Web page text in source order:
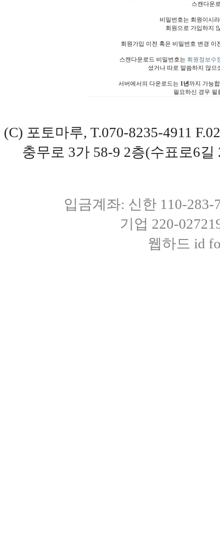
스캔다운
비밀번호는 회원이시
회원으로 가입하지
회원가입 이전 혹은 비밀번호 변경
스캔다운로드 비밀번호는 회원정보수
셨거나 따로 말씀하지 않으
서버에서의 다운로드는 1년까지 가능
필요하신 경우 필
(C) 포토마루, T.070-8235-4911
충무로 3가 58-9 2층(수표로6
입금계좌: 신한 110-
기업 220-
웹하드 id